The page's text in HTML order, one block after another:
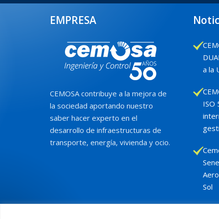
EMPRESA
CEMOSA contribuye a la mejora de
la sociedad aportando nuestro
saber hacer experto en el
desarrollo de infraestructuras de
transporte, energía, vivienda y ocio.
a la
ISO
Sol